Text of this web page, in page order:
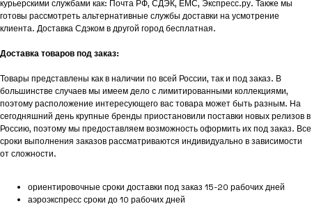
курьерскими службами как: Почта РФ, СДЭК, ЕМС, Экспресс.ру. Также мы
готовы рассмотреть альтернативные службы доставки на усмотрение
клиента. Доставка Сдэком в другой город бесплатная.
Доставка товаров под заказ:
Товары представлены как в наличии по всей России, так и под заказ. В
большинстве случаев мы имеем дело с лимитированными коллекциями,
поэтому расположение интересующего вас товара может быть разным. На
сегодняшний день крупные бренды приостановили поставки новых релизов в
Россию, поэтому мы предоставляем возможность оформить их под заказ. Все
сроки выполнения заказов рассматриваются индивидуально в зависимости
от сложности.
ориентировочные сроки доставки под заказ 15-20 рабочих дней
аэроэкспресс сроки до 10 рабочих дней